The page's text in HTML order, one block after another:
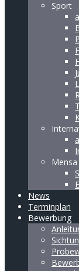
Sport
Mensa
News
Terminplan
Bewerbung